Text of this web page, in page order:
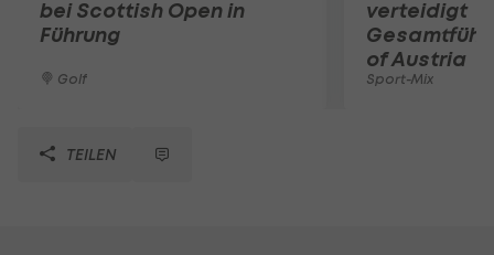
bei Scottish Open in
Führung
Golf
verteidigt
of Austria
Sport-Mix
TEILEN